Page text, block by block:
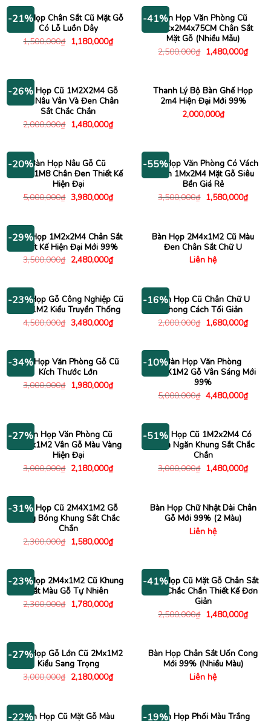
2,480,000₫.
-21%
Bàn Họp Chân Sắt Cũ Mặt Gỗ
Có Lỗ Luồn Dây
1,500,000₫ Giá
gốc
1,180,000₫Giá
hiện
-41%Bàn Họp Văn Phòng Cũ
1M2x2M4x75CM Chân Sắt
Mặt Gỗ (Nhiều Mẫu)
2,500,000₫ Giá
gốc
1,480,000₫Giá
hiện
-26%
Bàn Họp Cũ 1M2X2M4 Gỗ
Màu Nâu Vân Và Đen Chân
Sắt Chắc Chắn
2,000,000₫ Giá
gốc
1,480,000₫Giá
hiện
1,480,000₫.
Thanh Lý Bộ Bàn Ghế Họp
2m4 Hiện Đại Mới 99%
2,000,000₫
-20%Bàn Họp Nâu Gỗ Cũ
3M7x1M8 Chân Đen Thiết Kế
Hiện Đại
5,000,000₫ Giá
gốc
3,980,000₫Giá
hiện
-55%
Bàn Họp Văn Phòng Có Vách
Ngăn 1Mx2M4 Mặt Gỗ Siêu
Bền Giá Rẻ
3,500,000₫ Giá
gốc
1,580,000₫Giá
hiện
-29%
Bàn Họp 1M2x2M4 Chân Sắt
Thiết Kế Hiện Đại Mới 99%
3,500,000₫ Giá
gốc
2,480,000₫Giá
hiện
2,480,000₫.
Bàn Họp 2M4x1M2 Cũ Màu
Đen Chân Sắt Chữ U
Liên hệ
-23%
Bàn Họp Gỗ Công Nghiệp Cũ
3Mx1M2 Kiểu Truyền Thống
4,500,000₫ Giá
gốc
3,480,000₫Giá
hiện
3,480,000₫.
-16%Bàn Họp Cũ Chân Chữ U
Phong Cách Tối Giản
2,000,000₫ Giá
gốc
1,680,000₫Giá
hiện
-34%
Bàn Họp Văn Phòng Gỗ Cũ
Kích Thước Lớn
3,000,000₫ Giá
gốc
1,980,000₫Giá
hiện
-10%Bàn Họp Văn Phòng
2M4X1M2 Gỗ Vân Sáng Mới
99%
5,000,000₫ Giá
gốc
4,480,000₫Giá
hiện
-27%Bàn Họp Văn Phòng Cũ
2M8x1M2 Vân Gỗ Màu Vàng
Hiện Đại
3,000,000₫ Giá
gốc
2,180,000₫Giá
hiện
-51%
Bàn Họp Cũ 1M2x2M4 Có
Vách Ngăn Khung Sắt Chắc
Chắn
3,000,000₫ Giá
gốc
1,480,000₫Giá
hiện
-31%
Bàn Họp Cũ 2M4X1M2 Gỗ
Sáng Bóng Khung Sắt Chắc
Chắn
2,300,000₫ Giá
gốc
1,580,000₫Giá
hiện
1,580,000₫.
Bàn Họp Chữ Nhật Dài Chân
Gỗ Mới 99% (2 Màu)
Liên hệ
-23%
Bàn Họp 2M4x1M2 Cũ Khung
Sắt Màu Gỗ Tự Nhiên
2,300,000₫ Giá
gốc
1,780,000₫Giá
hiện
-41%
Bàn Họp Cũ Mặt Gỗ Chân Sắt
Đen Chắc Chắn Thiết Kế Đơn
Giản
2,500,000₫ Giá
gốc
1,480,000₫Giá
hiện
-27%
Bàn Họp Gỗ Lớn Cũ 2Mx1M2
Kiểu Sang Trọng
3,000,000₫ Giá
gốc
2,180,000₫Giá
hiện
2,180,000₫.
Bàn Họp Chân Sắt Uốn Cong
Mới 99% (Nhiều Màu)
Liên hệ
-22%Bàn Họp Cũ Mặt Gỗ Màu
-19%Bàn Họp Phối Màu Trắng